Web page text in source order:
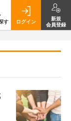
す ログイン
新規
会員登録